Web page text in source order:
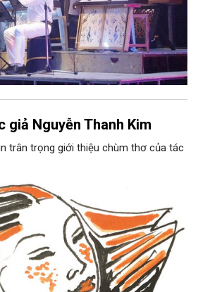
giả Nguyễn Thanh Kim
trân trọng giới thiệu chùm thơ của tác